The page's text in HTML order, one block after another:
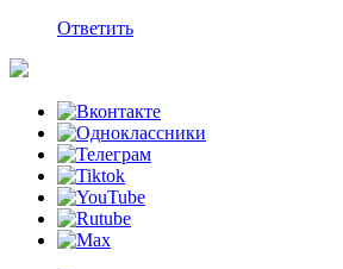
Ответить